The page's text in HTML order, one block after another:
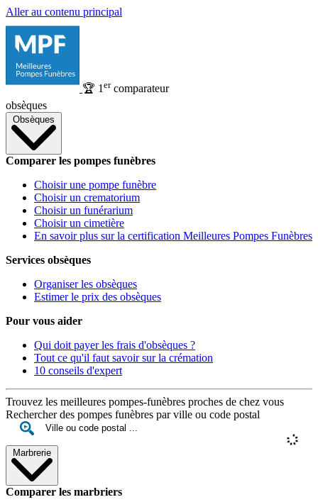
Aller au contenu principal
🏆 1 ercomparateur
obsèques
Obsèques
Comparer les pompes funèbres
Choisir une pompe funèbre
Choisir un crematorium
Choisir un funérarium
Choisir un cimetière
En savoir plus sur la certification Meilleures Pompes Funèbres
Services obsèques
Organiser les obsèques
Estimer le prix des obsèques
Pour vous aider
Qui doit payer les frais d'obsèques ?
Tout ce qu'il faut savoir sur la crémation
10 conseils d'expert
Trouvez les meilleures pompes-funèbres proches de chez vous
Rechercher des pompes funèbres par ville ou code postal
Marbrerie
Comparer les marbriers